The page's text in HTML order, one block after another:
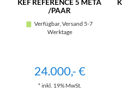
KEF REFERENCE 5 META
/PAAR
Verfügbar, Versand 5-7
Werktage
24.000,- €
* inkl. 19% MwSt.